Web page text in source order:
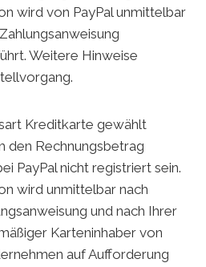
wird von PayPal unmittelbar
Weitere Hinweise
Kreditkarte gewählt
den Rechnungsbetrag
PayPal nicht registriert sein.
wird unmittelbar nach
und nach Ihrer
Karteninhaber von
auf Aufforderung